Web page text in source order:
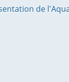
de